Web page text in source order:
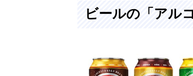
Amazonで見る
ボトル 355ml
ビールの「アル